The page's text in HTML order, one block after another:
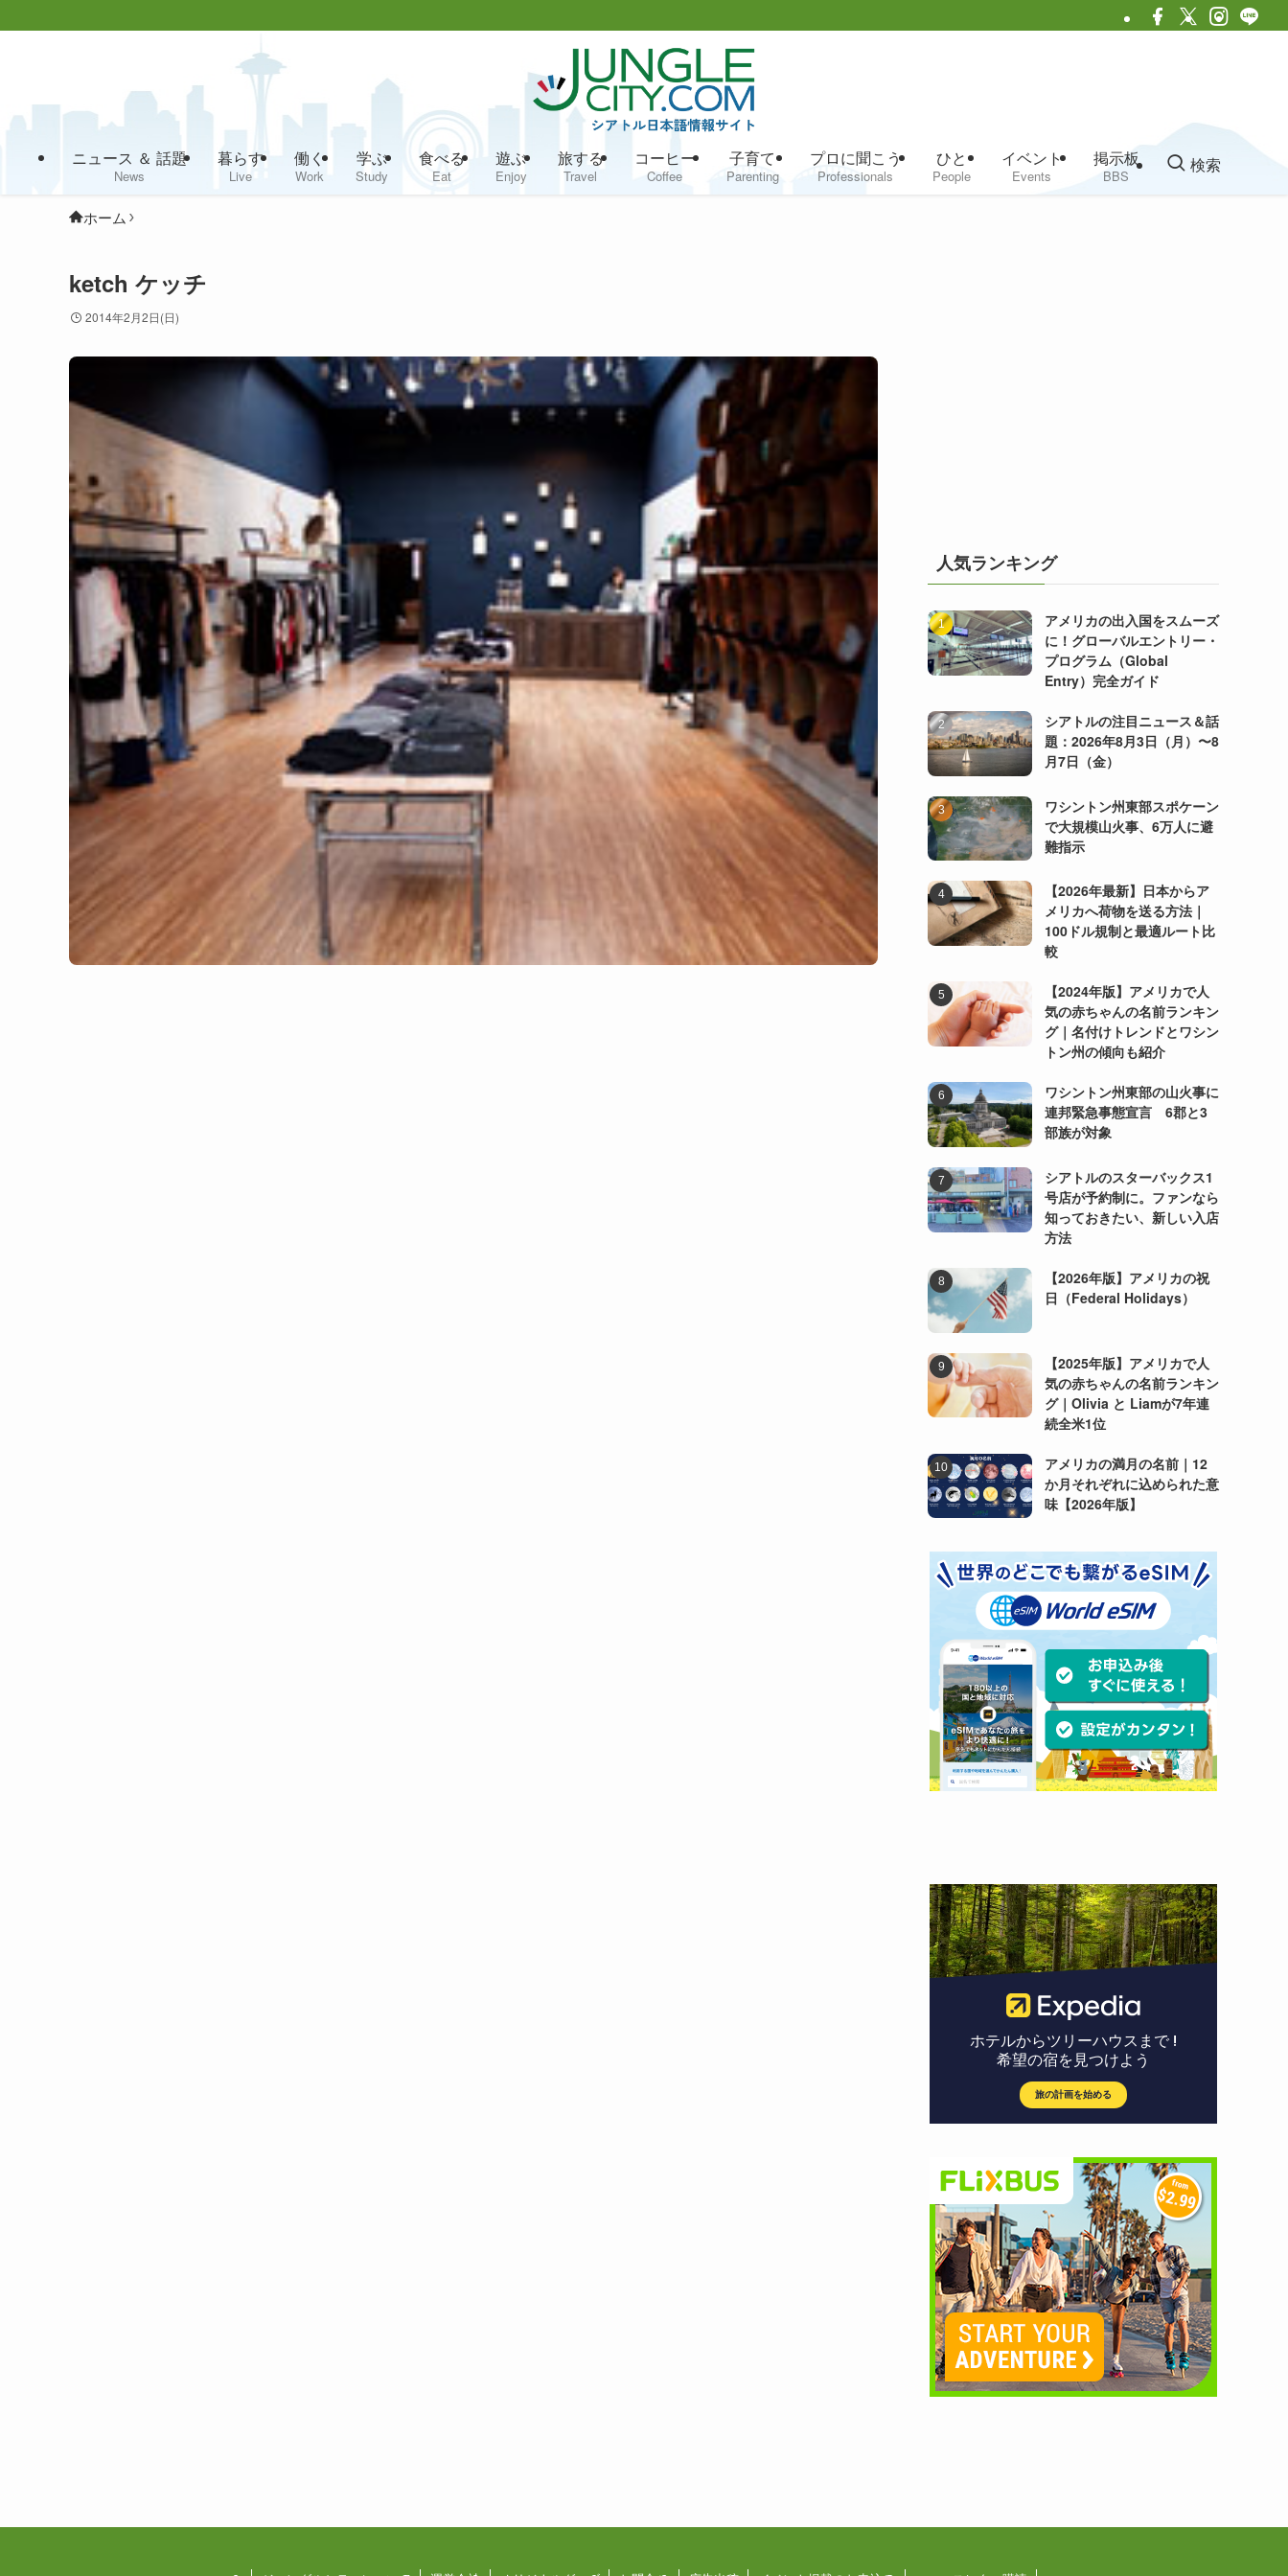
ニュース ＆ 話題
News
暮らす
Live
働く
Work
学ぶ
Study
食べる
Eat
遊ぶ
Enjoy
旅する
Travel
コーヒー
Coffee
子育て
Parenting
プロに聞こう
Professionals
ひと
People
イベント
Events
掲示板
BBS
検索
ホーム
ketch ケッチ
2014年2月2日(日)
人気ランキング
アメリカの出入国をスムーズ
に！グローバルエントリー・
プログラム（Global
Entry）完全ガイド
シアトルの注目ニュース＆話
題：2026年8月3日（月）〜8
月7日（金）
ワシントン州東部スポケーン
で大規模山火事、6万人に避
難指示
【2026年最新】日本からア
メリカへ荷物を送る方法｜
100ドル規制と最適ルート比
較
【2024年版】アメリカで人
気の赤ちゃんの名前ランキン
グ｜名付けトレンドとワシン
トン州の傾向も紹介
ワシントン州東部の山火事に
連邦緊急事態宣言 6郡と3
部族が対象
シアトルのスターバックス1
号店が予約制に。ファンなら
知っておきたい、新しい入店
方法
【2026年版】アメリカの祝
日（Federal Holidays）
【2025年版】アメリカで人
気の赤ちゃんの名前ランキン
グ｜Olivia と Liamが7年連
続全米1位
アメリカの満月の名前｜12
か月それぞれに込められた意
味【2026年版】